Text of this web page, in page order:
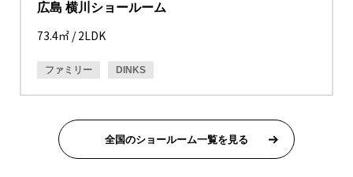
広島 横川ショールーム
73.4㎡ / 2LDK
ファミリー DINKS
全国のショールーム一覧を見る